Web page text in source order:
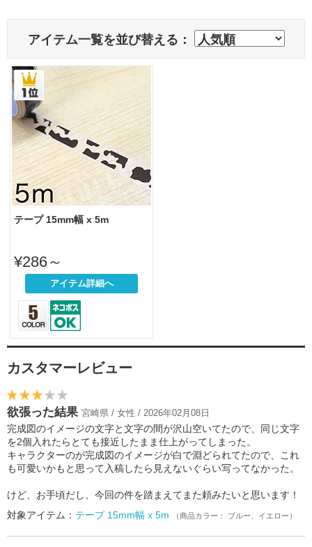
アイテム一覧を並び替える：
テープ 15mm幅 x 5m
¥286～
アイテム詳細へ
カスタマーレビュー
欲張った結果 宮崎県 / 女性 / 2026年02月08日
完成図のイメージの文字と文字の間が沢山空いてたので、同じ文字
を2個入れたらとても接近したまま仕上がってしまった。
キャラクターのが完成図のイメージが白で淵どられてたので、これ
も可愛いかもと思って入稿したら見えないぐらい写ってなかった。
けど、お手頃だし、今回の件を踏まえてまた頼みたいと思います！
対象アイテム： テープ 15mm幅 x 5m （商品カラー： ブルー、イエロー）